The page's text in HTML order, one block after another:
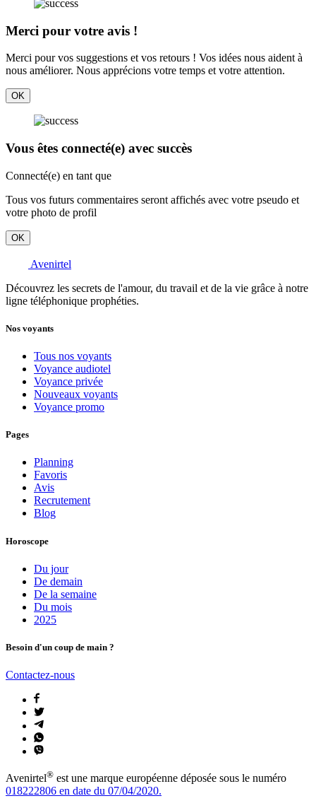
Merci pour votre avis !
Merci pour vos suggestions et vos retours ! Vos idées nous aident à
nous améliorer. Nous apprécions votre temps et votre attention.
OK
Vous êtes connecté(e) avec succès
Connecté(e) en tant que
Tous vos futurs commentaires seront affichés avec votre pseudo et
votre photo de profil
OK
Avenirtel
Découvrez les secrets de l'amour, du travail et de la vie grâce à notre
ligne téléphonique prophéties.
Nos voyants
Tous nos voyants
Voyance audiotel
Voyance privée
Nouveaux voyants
Voyance promo
Pages
Planning
Favoris
Avis
Recrutement
Blog
Horoscope
Du jour
De demain
De la semaine
Du mois
2025
Besoin d'un coup de main ?
Contactez-nous
Avenirtel® est une marque européenne déposée sous le numéro
018222806 en date du 07/04/2020.